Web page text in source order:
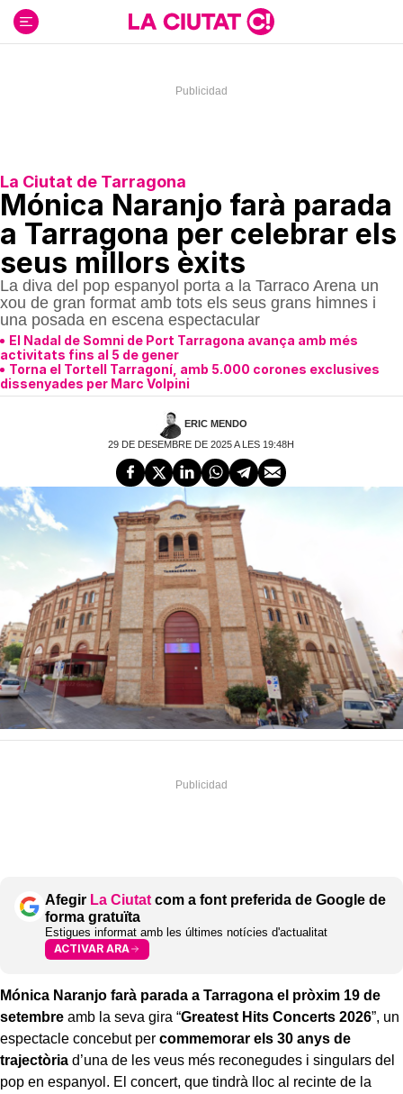
contenido
La Ciutat de Tarragona
Mónica Naranjo farà parada
a Tarragona per celebrar els
seus millors èxits
La diva del pop espanyol porta a la Tarraco Arena un
xou de gran format amb tots els seus grans himnes i
una posada en escena espectacular
El Nadal de Somni de Port Tarragona avança amb més
activitats fins al 5 de gener
Torna el Tortell Tarragoní, amb 5.000 corones exclusives
dissenyades per Marc Volpini
ERIC MENDO
29 DE DESEMBRE DE 2025 A LES 19:48H
Afegir La Ciutat com a font preferida de Google de
forma gratuïta
Estigues informat amb les últimes notícies d'actualitat
ACTIVAR ARA
Mónica Naranjo farà parada a Tarragona el pròxim 19 de
setembre amb la seva gira “Greatest Hits Concerts 2026”, un
espectacle concebut per commemorar els 30 anys de
trajectòria d’una de les veus més reconegudes i singulars del
pop en espanyol. El concert, que tindrà lloc al recinte de la